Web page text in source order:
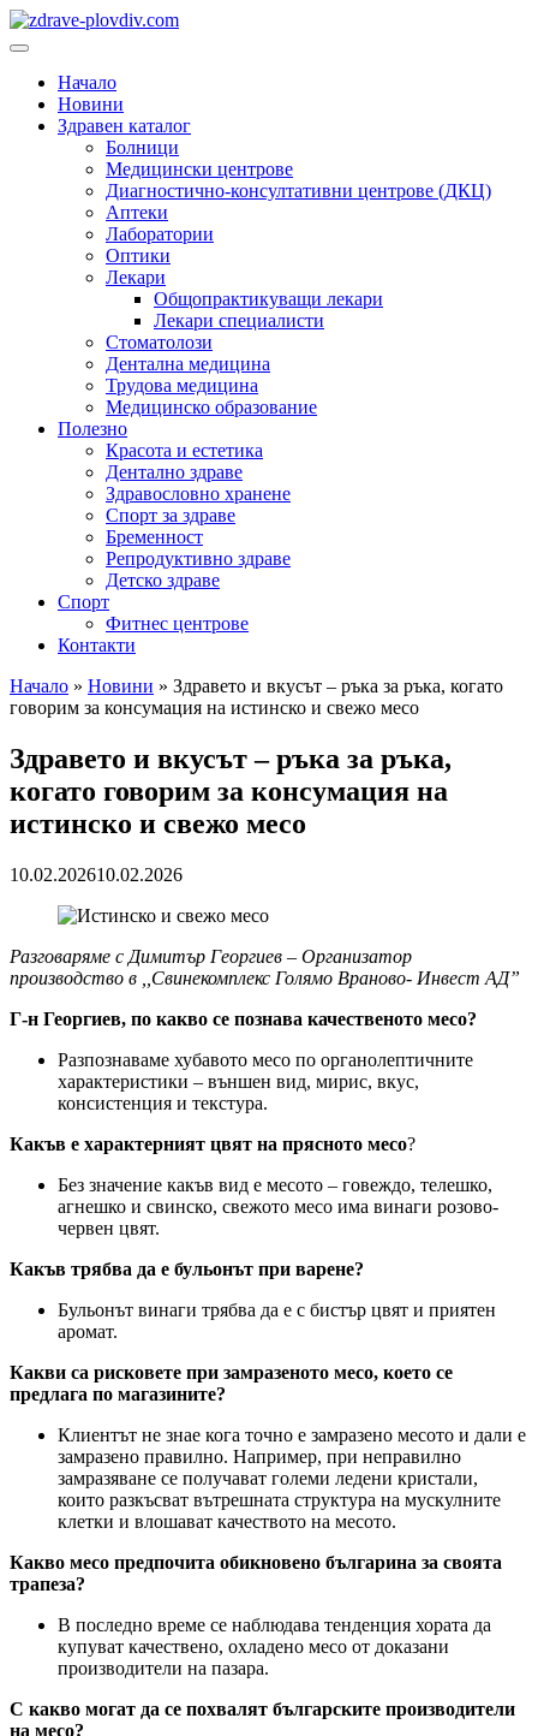
Преминете
към
Основно
Начало
Новини
Здравен каталог
Болници
Медицински центрове
Диагностично-консултативни центрове (ДКЦ)
Аптеки
Лаборатории
Оптики
Лекари
Общопрактикуващи лекари
Лекари специалисти
Стоматолози
Дентална медицина
Трудова медицина
Медицинско образование
Полезно
Красота и естетика
Дентално здраве
Здравословно хранене
Спорт за здраве
Бременност
Репродуктивно здраве
Детско здраве
Спорт
Фитнес центрове
Контакти
Начало » Новини » Здравето и вкусът – ръка за ръка, когато
говорим за консумация на истинско и свежо месо
Здравето и вкусът – ръка за ръка,
когато говорим за консумация на
истинско и свежо месо
10.02.202610.02.2026
Разговаряме с Димитър Георгиев – Организатор
производство в ,,Свинекомплекс Голямо Враново- Инвест АД”
Г-н Георгиев, по какво се познава качественото месо?
Разпознаваме хубавото месо по органолептичните
характеристики – външен вид, мирис, вкус,
консистенция и текстура.
Какъв е характерният цвят на прясното месо?
Без значение какъв вид е месото – говеждо, телешко,
агнешко и свинско, свежото месо има винаги розово-
червен цвят.
Какъв трябва да е бульонът при варене?
Бульонът винаги трябва да е с бистър цвят и приятен
аромат.
Какви са рисковете при замразеното месо, което се
предлага по магазините?
Клиентът не знае кога точно е замразено месото и дали е
замразено правилно. Например, при неправилно
замразяване се получават големи ледени кристали,
които разкъсват вътрешната структура на мускулните
клетки и влошават качеството на месото.
Какво месо предпочита обикновено българина за своята
трапеза?
В последно време се наблюдава тенденция хората да
купуват качествено, охладено месо от доказани
производители на пазара.
С какво могат да се похвалят българските производители
на месо?